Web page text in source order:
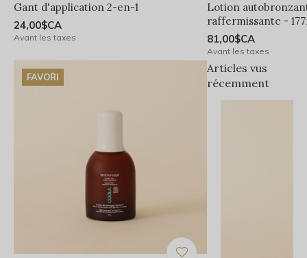
Gant d'application 2-en-1
24,00$CA
Avant les taxes
Lotion
raffermissante -
81,00$CA
Avant les taxes
FAVORI
Articles vus
récemment